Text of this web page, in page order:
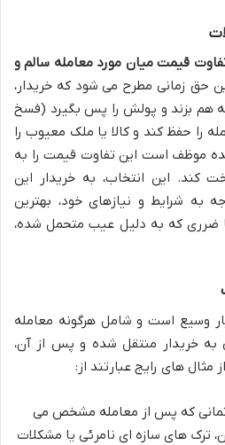
قیمت میان مورد معامله سالم و
حق زمانی مطرح می شود که خریدار،
هم بزند و پولش را پس بگیرد (فسخ
را حفظ کند و کالا یا ملک معیوب را
موظف است این تفاوت قیمت را به
کند. این انتخاب، به خریدار این
به شرایط و نیازهای خود، بهترین
ضرری که به دلیل عیب متحمل شده،
وسیع است و شامل هرگونه معامله
به خریدار منتقل شده و پس از آن،
های رایج عبارتند از:
که پس از معامله مشخص می
ترک های سازه ای نامرئی یا مشکلات